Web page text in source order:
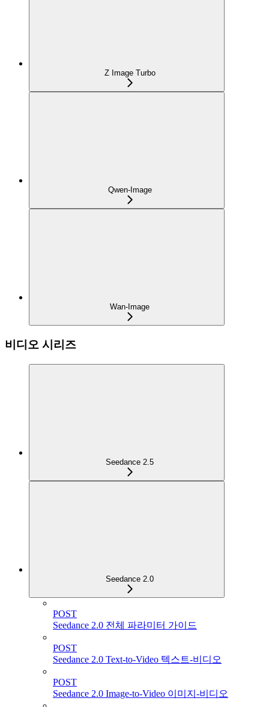
Z Image Turbo
Qwen-Image
Wan-Image
비디오 시리즈
Seedance 2.5
Seedance 2.0
POST
Seedance 2.0 전체 파라미터 가이드
POST
Seedance 2.0 Text-to-Video 텍스트-비디오
POST
Seedance 2.0 Image-to-Video 이미지-비디오